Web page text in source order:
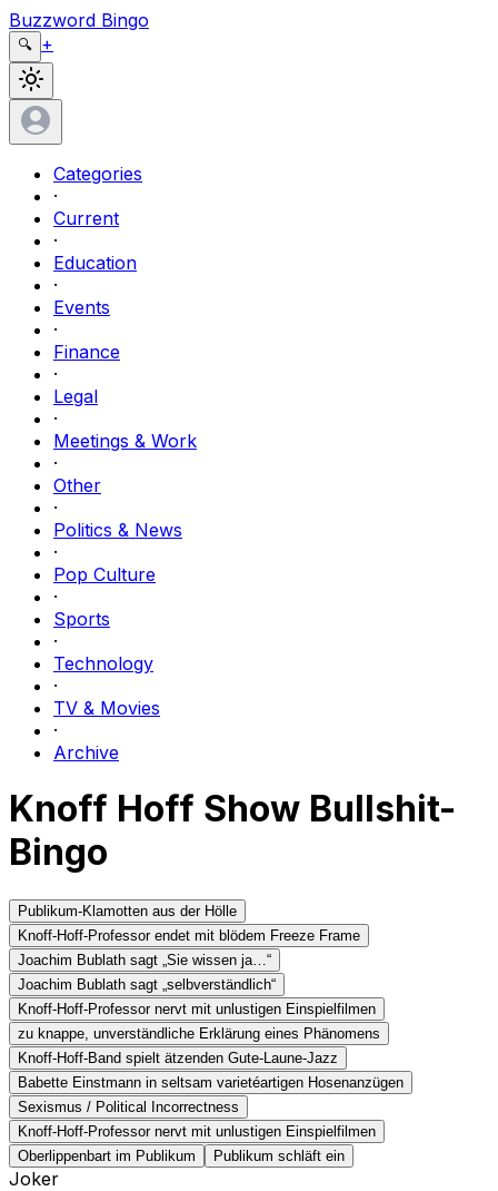
Buzzword Bingo
🔍 +
Categories
·
Current
·
Education
·
Events
·
Finance
·
Legal
·
Meetings & Work
·
Other
·
Politics & News
·
Pop Culture
·
Sports
·
Technology
·
TV & Movies
·
Archive
Knoff Hoff Show Bullshit-
Bingo
Publikum-Klamotten aus der Hölle
Knoff-Hoff-Professor endet mit blödem Freeze Frame
Joachim Bublath sagt „Sie wissen ja…“
Joachim Bublath sagt „selbverständlich“
Knoff-Hoff-Professor nervt mit unlustigen Einspielfilmen
zu knappe, unverständliche Erklärung eines Phänomens
Knoff-Hoff-Band spielt ätzenden Gute-Laune-Jazz
Babette Einstmann in seltsam varietéartigen Hosenanzügen
Sexismus / Political Incorrectness
Knoff-Hoff-Professor nervt mit unlustigen Einspielfilmen
Oberlippenbart im Publikum
Publikum schläft ein
Joker